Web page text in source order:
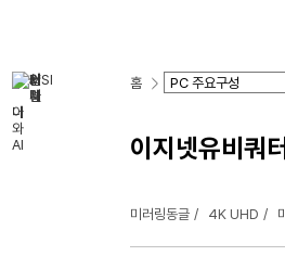
홈
이지넷유비쿼
미러링동글 4K UHD